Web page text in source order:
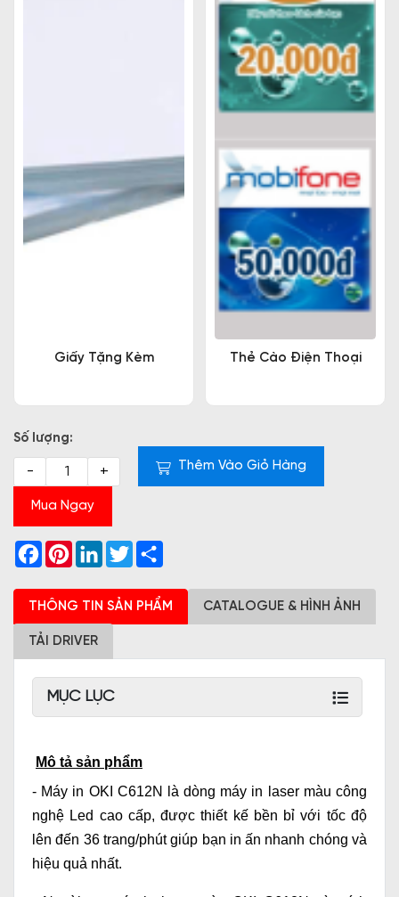
Giấy Tặng Kèm Thẻ Cào Điện Thoại
Số lượng:
- + Thêm Vào Giỏ Hàng
Mua Ngay
Facebook
PinterestLinkedInTwitter
THÔNG TIN SẢN PHẨM CATALOGUE & HÌNH ẢNH
TẢI DRIVER
MỤC LỤC
Mô tả sản phẩm
- Máy in OKI C612N
là dòng máy in laser màu công
nghệ Led cao cấp, được thiết kế bền bỉ với tốc độ
lên đến 36 trang/phút giúp bạn in ấn nhanh chóng và
hiệu quả nhất.